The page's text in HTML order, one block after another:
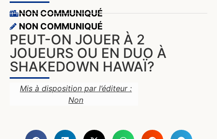
NON COMMUNIQUÉ
NON COMMUNIQUÉ
PEUT-ON JOUER À 2
JOUEURS OU EN DUO À
SHAKEDOWN HAWAÏ?
Mis à disposition par l’éditeur :
Non